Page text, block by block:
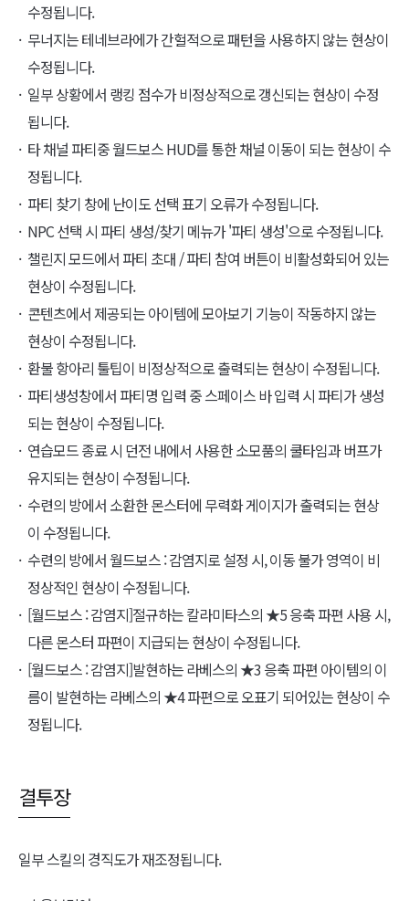
수정됩니다.
무너지는 테네브라에가 간헐적으로 패턴을 사용하지 않는 현상이
수정됩니다.
일부 상황에서 랭킹 점수가 비정상적으로 갱신되는 현상이 수정
됩니다.
타 채널 파티중 월드보스 HUD를 통한 채널 이동이 되는 현상이 수
정됩니다.
파티 찾기 창에 난이도 선택 표기 오류가 수정됩니다.
NPC 선택 시 파티 생성/찾기 메뉴가 '파티 생성'으로 수정됩니다.
챌린지 모드에서 파티 초대 / 파티 참여 버튼이 비활성화되어 있는
현상이 수정됩니다.
콘텐츠에서 제공되는 아이템에 모아보기 기능이 작동하지 않는
현상이 수정됩니다.
환불 항아리 툴팁이 비정상적으로 출력되는 현상이 수정됩니다.
파티생성창에서 파티명 입력 중 스페이스 바 입력 시 파티가 생성
되는 현상이 수정됩니다.
연습모드 종료 시 던전 내에서 사용한 소모품의 쿨타임과 버프가
유지되는 현상이 수정됩니다.
수련의 방에서 소환한 몬스터에 무력화 게이지가 출력되는 현상
이 수정됩니다.
수련의 방에서 월드보스 : 감염지로 설정 시, 이동 불가 영역이 비
정상적인 현상이 수정됩니다.
[월드보스 : 감염지]절규하는 칼라미타스의 ★5 응축 파편 사용 시,
다른 몬스터 파편이 지급되는 현상이 수정됩니다.
[월드보스 : 감염지]발현하는 라베스의 ★3 응축 파편 아이템의 이
름이 발현하는 라베스의 ★4 파편으로 오표기 되어있는 현상이 수
정됩니다.
결투장
일부 스킬의 경직도가 재조정됩니다.